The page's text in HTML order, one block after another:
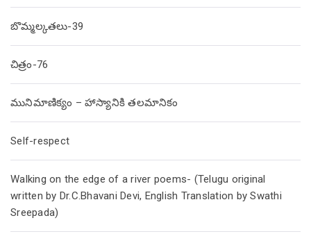
బొమ్మల్కతలు-39
చిత్రం-76
మునిమాణిక్యం – హాస్యానికి తలమానికం
Self-respect
Walking on the edge of a river poems- (Telugu original
written by Dr.C.Bhavani Devi, English Translation by Swathi
Sreepada)